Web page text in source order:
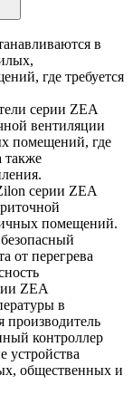
в
где требуется
серии ZEA
вентиляции
помещений, где
также
серии ZEA
помещений.
от перегрева
ZEA
в
производитель
контроллер
устройства
общественных и